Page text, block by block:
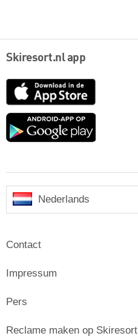
Skiresort.nl app
App
Google
Nederlands
Contact
Impressum
Pers
Reclame maken op Skiresort